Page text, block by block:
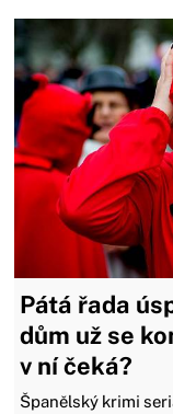
Pátá řada
dům už se
v ní čeká?
Španělský krimi